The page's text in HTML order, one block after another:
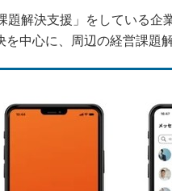
解決支援」をしている企
中心に、周辺の経営課題